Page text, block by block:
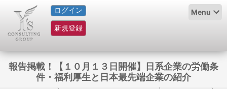
ログイン
新規登録
Menu
HOME
サービス紹介
コラム
グループ概要
報告掲載！【１０月１３日開催】日系企業の労働条
件・福利厚生と日本最先端企業の紹介